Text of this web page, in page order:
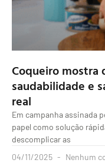
Coqueiro mostra
saudabilidade e
real
Em campanha assinada
papel como solução
descomplicar as
04/11/2025
Nenhum